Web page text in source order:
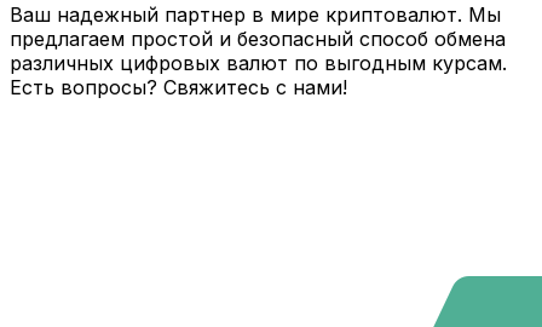
Ваш надежный партнер в мире криптовалют. Мы
предлагаем простой и безопасный способ обмена
различных цифровых валют по выгодным курсам.
Есть вопросы? Свяжитесь с нами!